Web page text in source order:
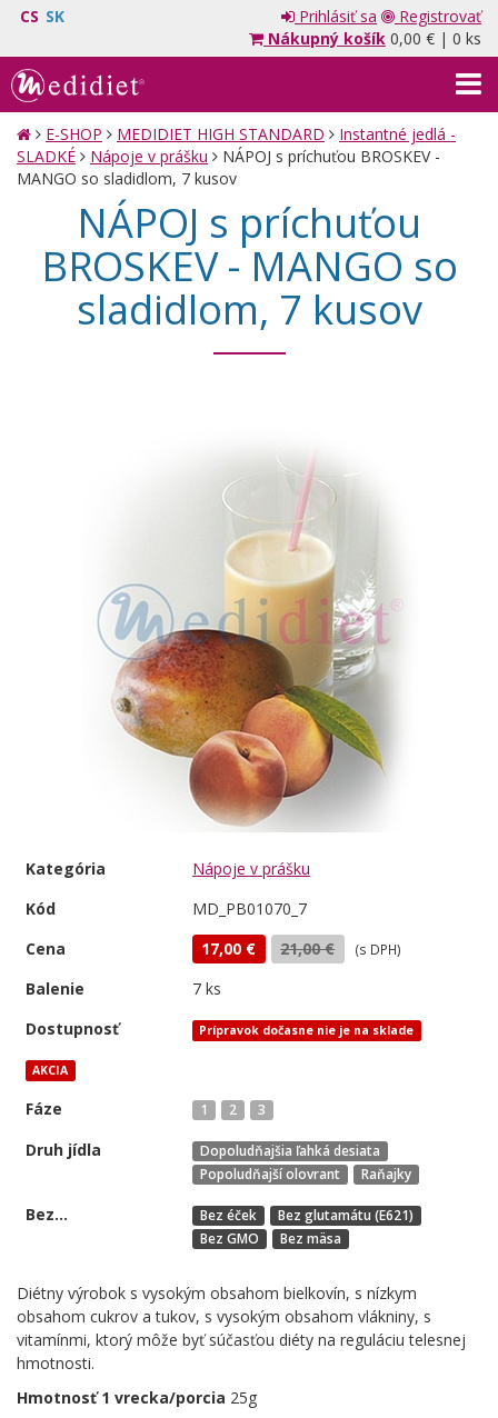
CS SK Prihlásiť sa
Registrovať
Nákupný košík 0,00 €| 0 ks
E-SHOP MEDIDIET HIGH STANDARD
Instantné jedlá -
SLADKÉ
Nápoje v prášku
NÁPOJ s príchuťou BROSKEV -
MANGO so sladidlom, 7 kusov
NÁPOJ s príchuťou
BROSKEV - MANGO so
sladidlom, 7 kusov
Kategória
Nápoje v prášku
Kód
MD_PB01070_7
Cena
17,00 € 21,00 € (s DPH)
Balenie
7 ks
Dostupnosť
Prípravok dočasne nie je na sklade
AKCIA
Fáze 1 2 3
Druh jídla
Dopoludňajšia ľahká desiata
Popoludňajší olovrant
Raňajky
Bez... Bez éček
Bez glutamátu (E621)
Bez GMO
Bez mäsa
Diétny výrobok s vysokým obsahom bielkovín, s nízkym
obsahom cukrov a tukov, s vysokým obsahom vlákniny, s
vitamínmi, ktorý môže byť súčasťou diéty na reguláciu telesnej
hmotnosti.
Hmotnosť 1 vrecka/porcia 25g